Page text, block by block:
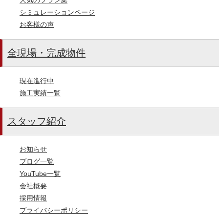
シミュレーションページ
お客様の声
全現場・完成物件
現在進行中
施工実績一覧
スタッフ紹介
お知らせ
ブログ一覧
YouTube一覧
会社概要
採用情報
プライバシーポリシー